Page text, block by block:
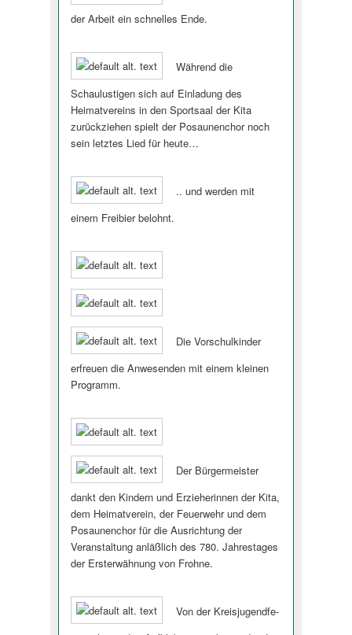
der Arbeit ein schnelles Ende.
Während die
Schaulustigen sich auf Einladung des
Heimatvereins in den Sportsaal der Kita
zurückziehen spielt der Posaunenchor noch
sein letztes Lied für heute…
.. und werden mit
einem Freibier belohnt.
Die Vorschulkinder
erfreuen die Anwesenden mit einem kleinen
Programm.
Der Bürgermeister
dankt den Kindern und Erzieherinnen der Kita,
dem Heimatverein, der Feuerwehr und dem
Posaunenchor für die Ausrichtung der
Veranstaltung anläßlich des 780. Jahrestages
der Ersterwähnung von Frohne.
Von der Kreisjugendfe­